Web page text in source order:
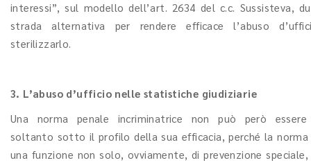
interessi”, sul modello dell’art. 2634 del c.c. Sussisteva,
strada alternativa per rendere efficace l’abuso
sterilizzarlo.
3. L’abuso d’ufficio nelle statistiche giudiziarie
Una norma penale incriminatrice non può però essere
soltanto sotto il profilo della sua efficacia, perché la norma
una funzione non solo, ovviamente, di prevenzione speciale,